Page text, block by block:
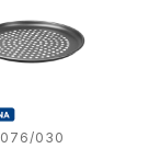
030